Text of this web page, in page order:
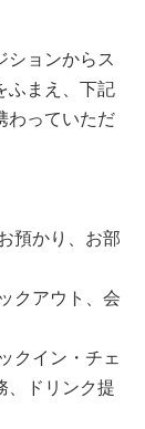
ションからス
ふまえ、下記
わっていただ
預かり、お部
クアウト、会
クイン・チェ
、ドリンク提